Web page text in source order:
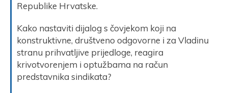
Republike Hrvatske.
Kako nastaviti dijalog s čovjekom koji na
konstruktivne, društveno odgovorne i za Vladinu
stranu prihvatljive prijedloge, reagira
krivotvorenjem i optužbama na račun
predstavnika sindikata?